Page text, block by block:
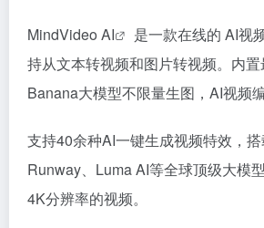
MindVideo AI
是一款在线的 AI视
持从文本转视频和图片转视频。内
Banana大模型不限量生图，AI视频
支持40余种AI一键生成视频特效，搭
Runway、Luma AI等全球顶级大模
4K分辨率的视频。